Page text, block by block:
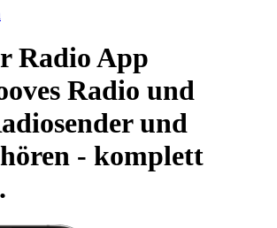
Radio App
Radio und
und
- komplett